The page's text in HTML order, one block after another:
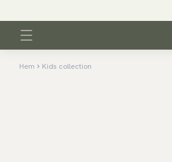
Hem Kids collection